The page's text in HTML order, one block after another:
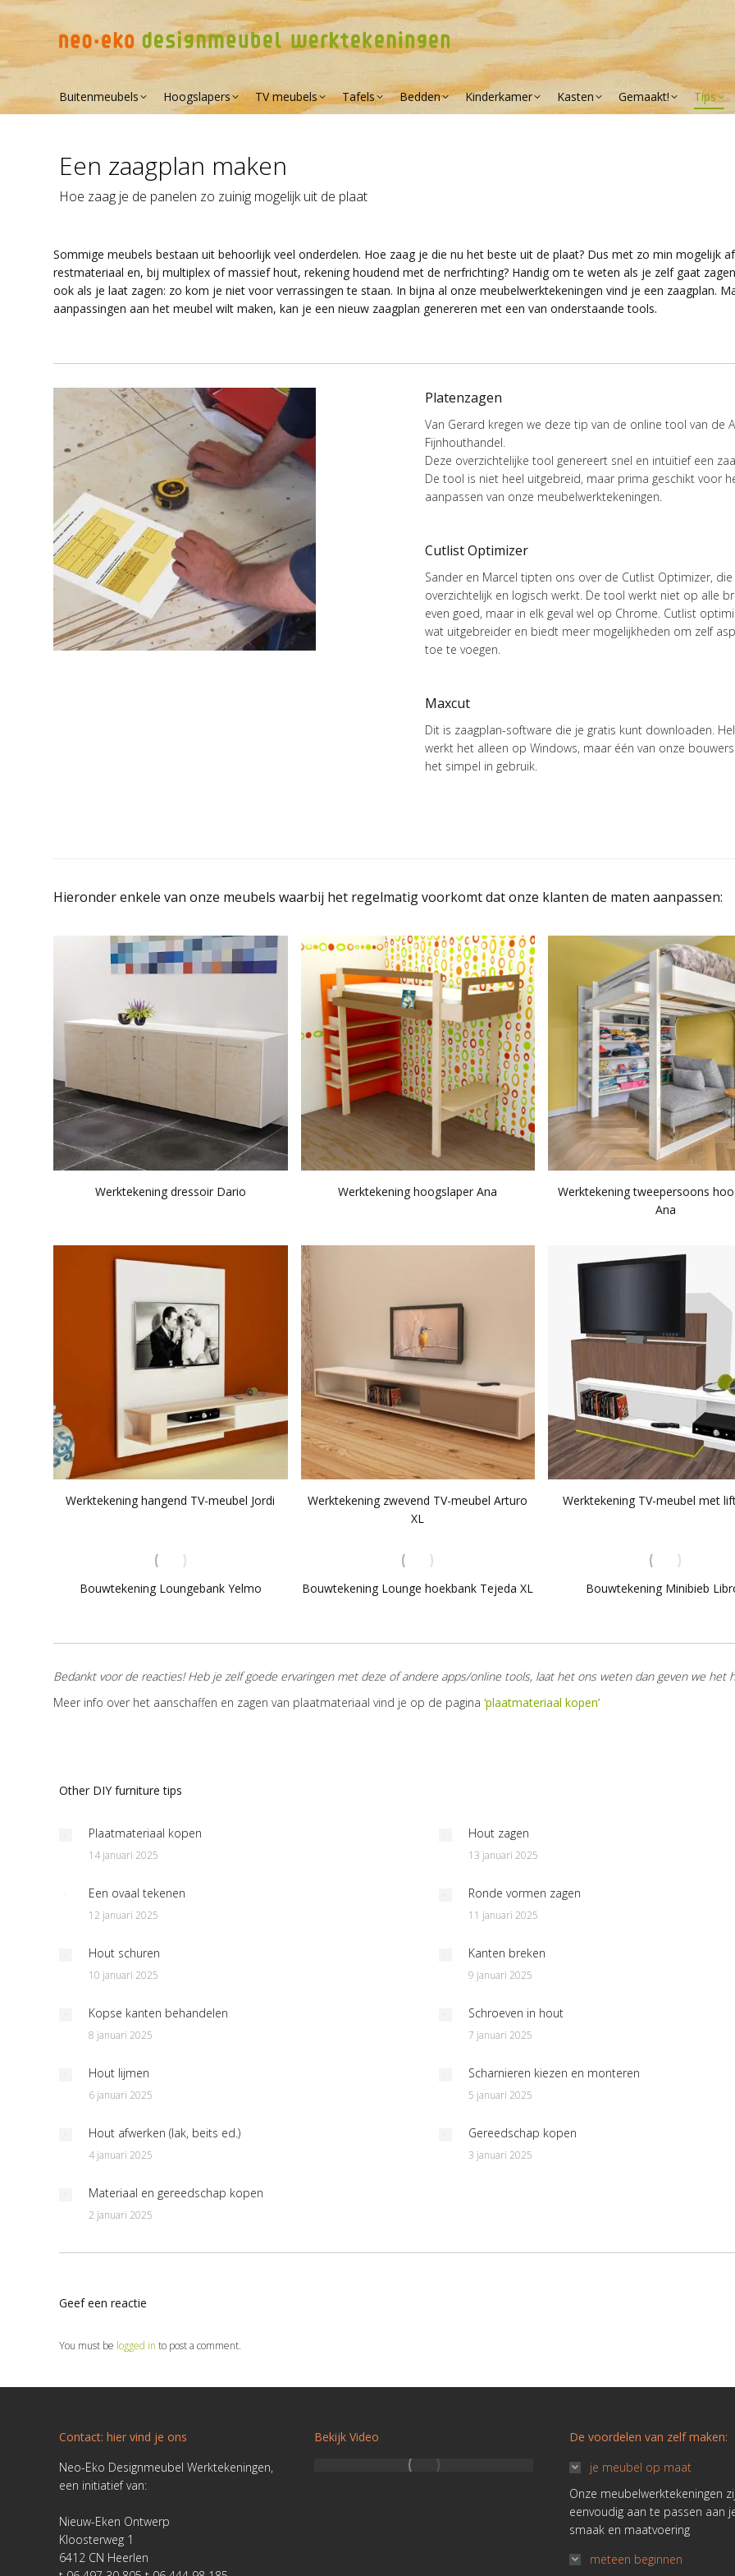
Buitenmeubels Hoogslapers TV meubels Tafels Bedden Kinderkamer Kasten Gemaakt! Tips
Een zaagplan maken
Hoe zaag je de panelen zo zuinig mogelijk uit de plaat
Sommige meubels bestaan uit behoorlijk veel onderdelen. Hoe zaag je die nu het beste uit de plaat? Dus met zo min mogelijk
restmateriaal en, bij multiplex of massief hout, rekening houdend met de nerfrichting? Handig om te weten als je zelf gaat
ook als je laat zagen: zo kom je niet voor verrassingen te staan. In bijna al onze meubelwerktekeningen vind je een zaagplan.
aanpassingen aan het meubel wilt maken, kan je een nieuw zaagplan genereren met een van onderstaande tools.
Platenzagen
Van Gerard kregen we deze tip van de online tool van de
Fijnhouthandel.
Deze overzichtelijke tool genereert snel en intuïtief een
De tool is niet heel uitgebreid, maar prima geschikt voor
aanpassen van onze meubelwerktekeningen.
Cutlist Optimizer
Sander en Marcel tipten ons over de Cutlist Optimizer, die
overzichtelijk en logisch werkt. De tool werkt niet op alle
even goed, maar in elk geval wel op Chrome. Cutlist
wat uitgebreider en biedt meer mogelijkheden om zelf
toe te voegen.
Maxcut
Dit is zaagplan-software die je gratis kunt downloaden.
werkt het alleen op Windows, maar één van onze
het simpel in gebruik.
Hieronder enkele van onze meubels waarbij het regelmatig voorkomt dat onze klanten de maten aanpassen:
Werktekening dressoir Dario Werktekening hoogslaper Ana
Werktekening tweepersoons
Ana
Werktekening hangend TV-meubel Jordi
Werktekening zwevend TV-meubel Arturo
XL
Werktekening TV-meubel met
Bouwtekening Loungebank Yelmo Bouwtekening Lounge hoekbank Tejeda XL Bouwtekening Minibieb
Bedankt voor de reacties! Heb je zelf goede ervaringen met deze of andere apps/online tools, laat het ons weten dan geven we het
Meer info over het aanschaffen en zagen van plaatmateriaal vind je op de pagina ‘plaatmateriaal kopen’
Other DIY furniture tips
Plaatmateriaal kopen
14 januari 2025
Hout zagen
13 januari 2025
Een ovaal tekenen
12 januari 2025
Ronde vormen zagen
11 januari 2025
Hout schuren
10 januari 2025
Kanten breken
9 januari 2025
Kopse kanten behandelen
8 januari 2025
Schroeven in hout
7 januari 2025
Hout lijmen
6 januari 2025
Scharnieren kiezen en monteren
5 januari 2025
Hout afwerken (lak, beits ed.)
4 januari 2025
Gereedschap kopen
3 januari 2025
Materiaal en gereedschap kopen
2 januari 2025
Geef een reactie
You must be logged in to post a comment.
met lift
met de werktekening van jullie deze
kast te maken..”
loungebank te maken. We zitten nu
heerlijk in de zon. Groetjes Anita”
nieuwe tekeningen op je site gezien
om te bestellen..”
de tekeningen
Contact: hier vind je ons
Neo-Eko Designmeubel Werktekeningen,
een initiatief van:
Nieuw-Eken Ontwerp
Kloosterweg 1
6412 CN Heerlen
Bekijk Video
De voordelen van zelf maken:
je meubel op maat
Onze meubelwerktekeningen
eenvoudig aan te passen aan
smaak en maatvoering
meteen beginnen